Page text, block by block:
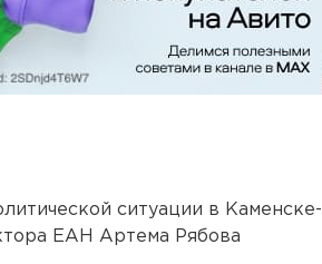
ситуации в Каменске-
ЕАН Артема Рябова